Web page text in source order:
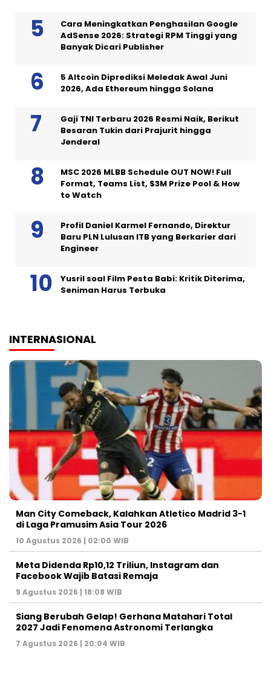
Cara Meningkatkan Penghasilan Google
AdSense 2026: Strategi RPM Tinggi yang
Banyak Dicari Publisher
5 Altcoin Diprediksi Meledak Awal Juni
2026, Ada Ethereum hingga Solana
Gaji TNI Terbaru 2026 Resmi Naik, Berikut
Besaran Tukin dari Prajurit hingga
Jenderal
MSC 2026 MLBB Schedule OUT NOW! Full
Format, Teams List, $3M Prize Pool & How
to Watch
Profil Daniel Karmel Fernando, Direktur
Baru PLN Lulusan ITB yang Berkarier dari
Engineer
Yusril soal Film Pesta Babi: Kritik Diterima,
Seniman Harus Terbuka
INTERNASIONAL
Man City Comeback, Kalahkan Atletico Madrid 3-1
di Laga Pramusim Asia Tour 2026
10 Agustus 2026 | 02:00 WIB
Meta Didenda Rp10,12 Triliun, Instagram dan
Facebook Wajib Batasi Remaja
9 Agustus 2026 | 18:08 WIB
Siang Berubah Gelap! Gerhana Matahari Total
2027 Jadi Fenomena Astronomi Terlangka
7 Agustus 2026 | 20:04 WIB